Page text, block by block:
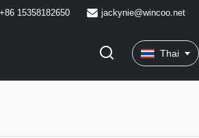
+86 15358182650 jackynie@wincoo.net
Thai